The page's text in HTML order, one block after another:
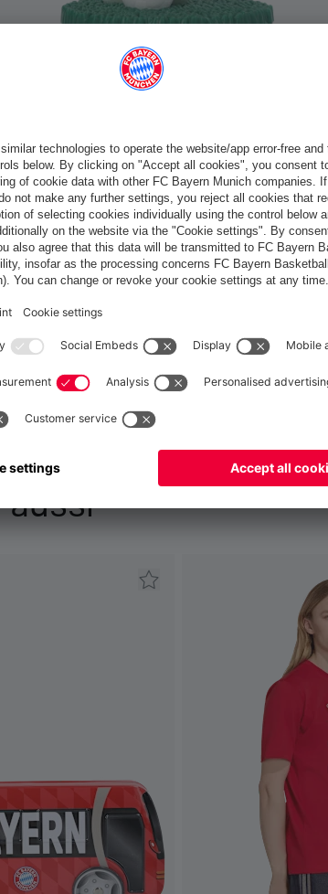
aussi
Voulez-vous rester dans la boutique France?
Mondial pour y livrer!